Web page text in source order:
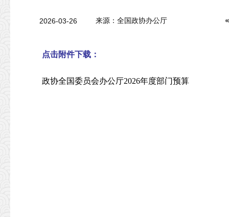
2026-03-26 来源：全国政协办公厅
点击附件下载：
政协全国委员会办公厅2026年度部门预算